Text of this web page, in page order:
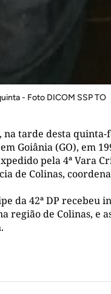
- Foto DICOM SSP TO
na tarde desta
Goiânia (GO), em
pela 4ª Vara
de Colinas,
da 42ª DP recebeu
região de Colinas, e